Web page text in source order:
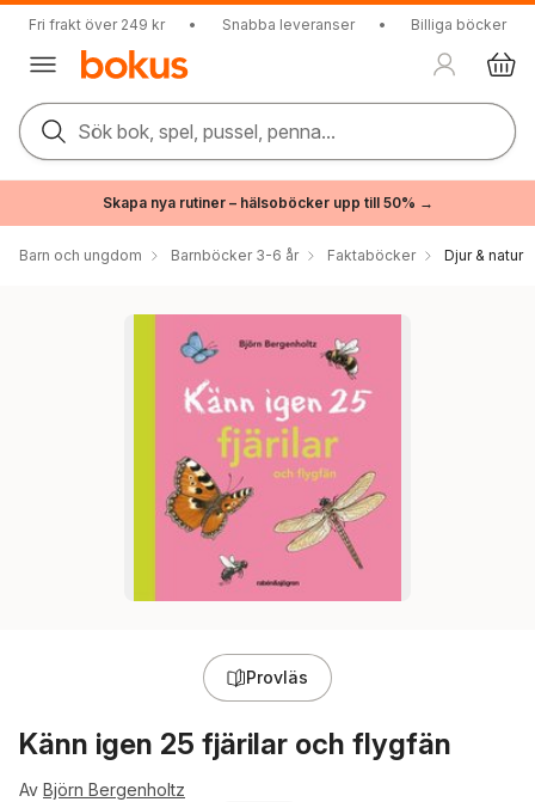
Fri frakt över 249 kr • Snabba leveranser • Billiga böcker
Sök bok, spel, pussel, penna...
Skapa nya rutiner – hälsoböcker upp till 50% →
Barn och ungdom Barnböcker 3-6 år Faktaböcker Djur & natur
Provläs
Känn igen 25 fjärilar och flygfän
Av Björn Bergenholtz